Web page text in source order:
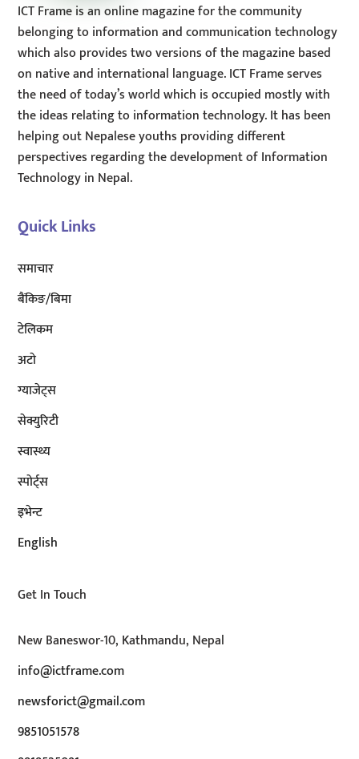
ICT Frame is an online magazine for the community
belonging to information and communication technology
which also provides two versions of the magazine based
on native and international language. ICT Frame serves
the need of today’s world which is occupied mostly with
the ideas relating to information technology. It has been
helping out Nepalese youths providing different
perspectives regarding the development of Information
Technology in Nepal.
Quick Links
समाचार
बैंकिङ/बिमा
टेलिकम
अटाे
ग्याजेट्स
सेक्युरिटी
स्वास्थ्य
स्पोर्ट्स
इभेन्ट
English
Get In Touch
New Baneswor-10, Kathmandu, Nepal
info@ictframe.com
newsforict@gmail.com
9851051578